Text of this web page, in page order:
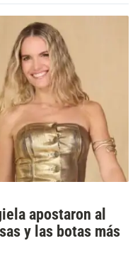
apostaron al
y las botas más